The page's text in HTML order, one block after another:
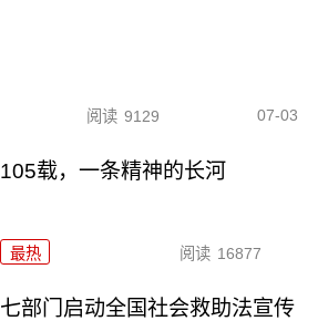
阅读 9129 07-03
105载，一条精神的长河
最热 阅读 16877
七部门启动全国社会救助法宣传